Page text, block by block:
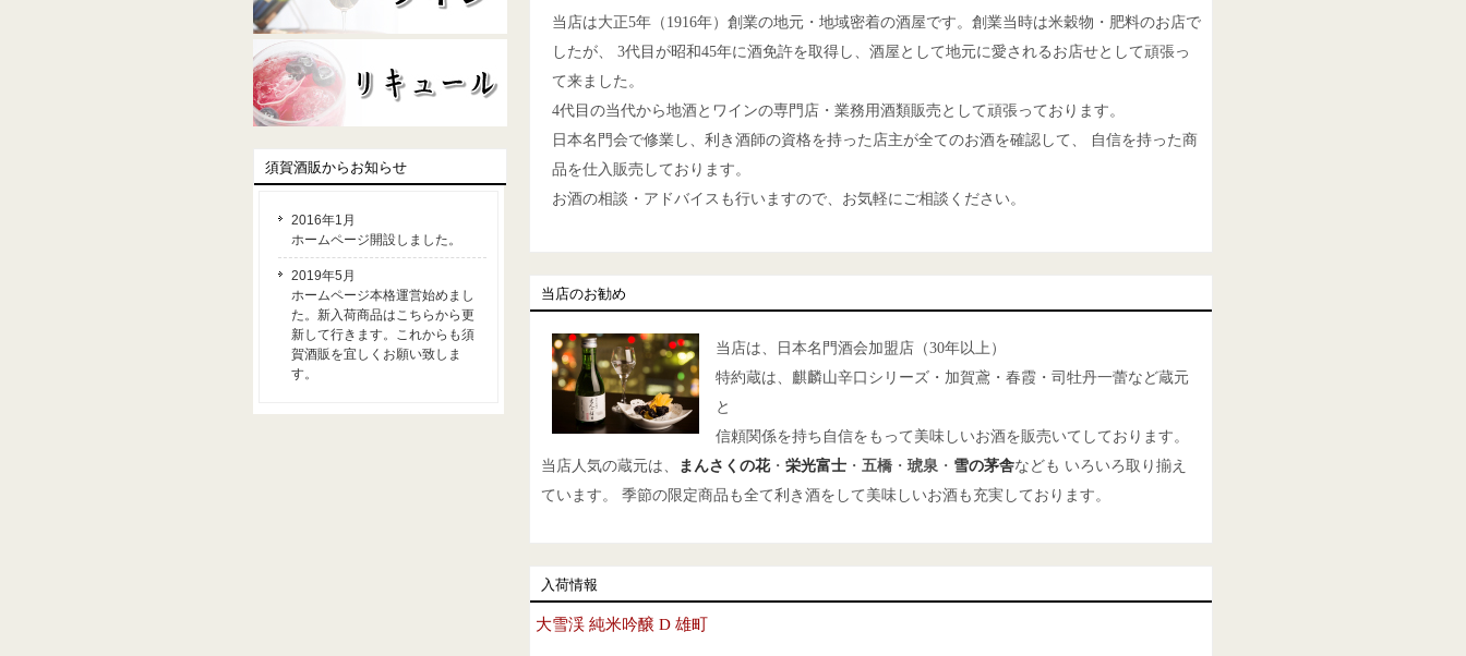
当店は大正5年（1916年）創業の地元・地域密着の酒屋です。創業当時は米穀物・肥料のお店で
したが、 3代目が昭和45年に酒免許を取得し、酒屋として地元に愛されるお店せとして頑張っ
て来ました。
4代目の当代から地酒とワインの専門店・業務用酒類販売として頑張っております。
日本名門会で修業し、利き酒師の資格を持った店主が全てのお酒を確認して、 自信を持った商
品を仕入販売しております。
お酒の相談・アドバイスも行いますので、お気軽にご相談ください。
当店のお勧め
当店は、日本名門酒会加盟店（30年以上）
特約蔵は、麒麟山辛口シリーズ・加賀鳶・春霞・司牡丹一蕾など蔵元
と
信頼関係を持ち自信をもって美味しいお酒を販売いてしております。
当店人気の蔵元は、
まんさくの花・ 栄光富士 ・ 五橋 ・ 琥泉 ・ 雪の茅舎なども いろいろ取り揃え
ています。 季節の限定商品も全て利き酒をして美味しいお酒も充実しております。
入荷情報
大雪渓 純米吟醸 D 雄町
須賀酒販からお知らせ
2016年1月
ホームページ開設しました。
2019年5月
ホームページ本格運営始めまし
た。新入荷商品はこちらから更
新して行きます。これからも須
賀酒販を宜しくお願い致しま
す。